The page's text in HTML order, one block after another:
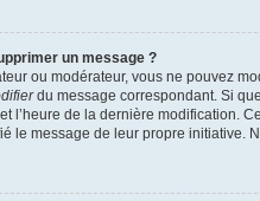
un message ?
ou modérateur, vous ne pouvez
du message correspondant. Si
l’heure de la dernière modification.
le message de leur propre initiative.